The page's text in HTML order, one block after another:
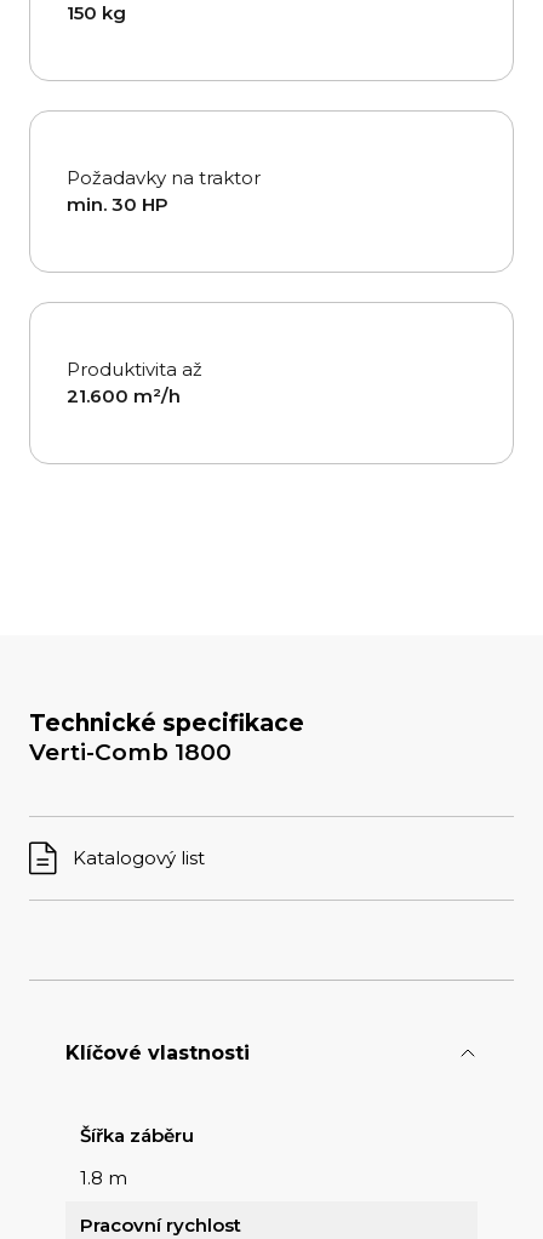
150 kg
Požadavky na traktor
min. 30 HP
Produktivita až
21.600 m²/h
Technické specifikace
Verti-Comb 1800
Katalogový list
Klíčové vlastnosti
Šířka záběru
1.8 m
Pracovní rychlost